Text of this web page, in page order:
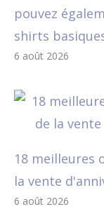
pouvez
shirts
6 août 2026
18 meilleures
la vente
6 août 2026